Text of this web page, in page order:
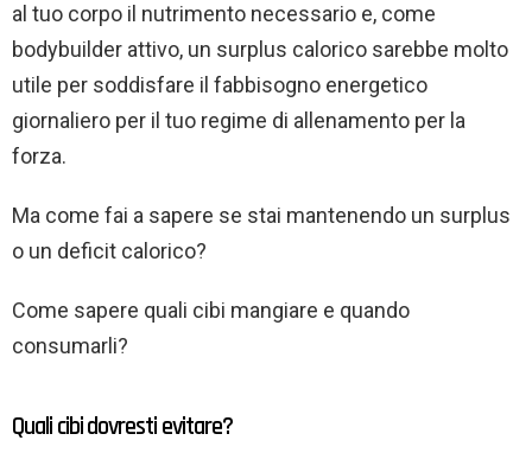
al tuo corpo il nutrimento necessario e, come
bodybuilder attivo, un surplus calorico sarebbe molto
utile per soddisfare il fabbisogno energetico
giornaliero per il tuo regime di allenamento per la
forza.
Ma come fai a sapere se stai mantenendo un surplus
o un deficit calorico?
Come sapere quali cibi mangiare e quando
consumarli?
Quali cibi dovresti evitare?